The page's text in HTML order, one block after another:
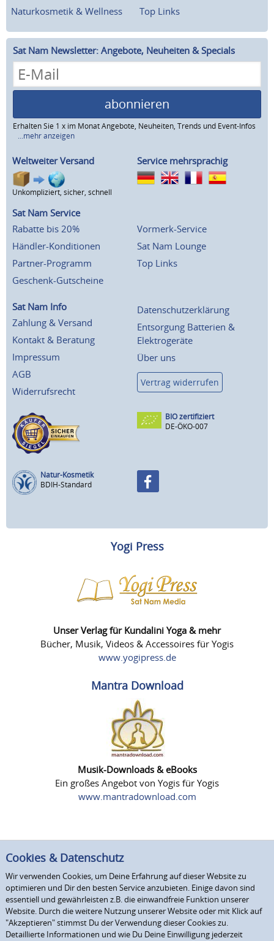
Naturkosmetik & Wellness
Top Links
Sat Nam Newsletter: Angebote, Neuheiten & Specials
abonnieren
Erhalten Sie 1 x im Monat Angebote, Neuheiten, Trends und Event-Infos
...mehr anzeigen
Weltweiter Versand
Unkompliziert, sicher, schnell
Service mehrsprachig
Sat Nam Service
Rabatte bis 20%
Händler-Konditionen
Partner-Programm
Geschenk-Gutscheine
Vormerk-Service
Sat Nam Lounge
Top Links
Sat Nam Info
Zahlung & Versand
Kontakt & Beratung
Impressum
AGB
Widerrufsrecht
Datenschutzerklärung
Entsorgung Batterien &
Elektrogeräte
Über uns
Vertrag widerrufen
BIO zertifiziert
DE-ÖKO-007
Natur-Kosmetik
BDIH-Standard
Yogi Press
Unser Verlag für Kundalini Yoga & mehr
Bücher, Musik, Videos & Accessoires für Yogis
www.yogipress.de
Mantra Download
Musik-Downloads & eBooks
Ein großes Angebot von Yogis für Yogis
www.mantradownload.com
Cookies & Datenschutz
Wir verwenden Cookies, um Deine Erfahrung auf dieser Website zu
optimieren und Dir den besten Service anzubieten. Einige davon sind
essentiell und gewährleisten z.B. die einwandfreie Funktion unserer
Website. Durch die weitere Nutzung unserer Website oder mit Klick auf
"Akzeptieren" stimmst Du der Verwendung dieser Cookies zu.
Detaillierte Informationen und wie Du Deine Einwilligung jederzeit